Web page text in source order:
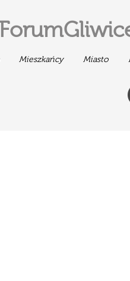
Mieszkańcy Miasto